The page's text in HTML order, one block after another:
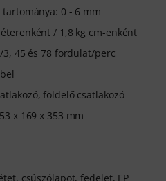
0 - 6 mm
/ 1,8 kg cm-enként
3, 45 és 78 fordulat/perc
földelő csatlakozó
x 169 x 353 mm
csúszólapot, fedelet, EP